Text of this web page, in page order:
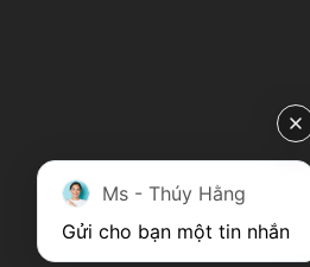
Ms - Thúy Hằng
Gửi cho bạn một tin nhắn